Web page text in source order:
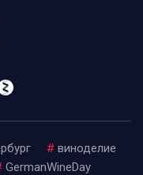
# виноделие
GermanWineDay